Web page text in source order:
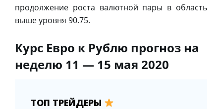
продолжение роста валютной пары в область
выше уровня 90.75.
Курс Евро к Рублю прогноз на
неделю 11 — 15 мая 2020
ТОП ТРЕЙДЕРЫ